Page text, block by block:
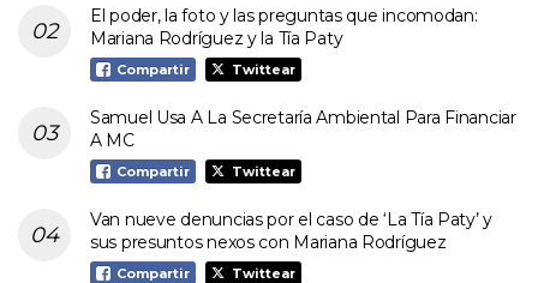
El poder, la foto y las preguntas que incomodan:
Mariana Rodríguez y la Tía Paty
Compartir Twittear
Samuel Usa A La Secretaría Ambiental Para Financiar
A MC
Compartir Twittear
Van nueve denuncias por el caso de ‘La Tía Paty’ y
sus presuntos nexos con Mariana Rodríguez
Compartir Twittear